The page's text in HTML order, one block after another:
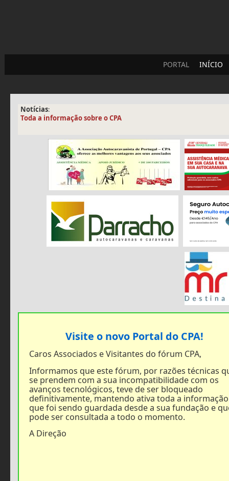
PORTAL INÍCIO
Notícias:
Toda a informação sobre o CPA
Visite o novo Portal do CPA!
Caros Associados e Visitantes do fórum CPA,
Informamos que este fórum, por razões técnicas
se prendem com a sua incompatibilidade com os
avanços tecnológicos, teve de ser bloqueado
definitivamente, mantendo ativa toda a informação
que foi sendo guardada desde a sua fundação e
pode ser consultada a todo o momento.
A Direção